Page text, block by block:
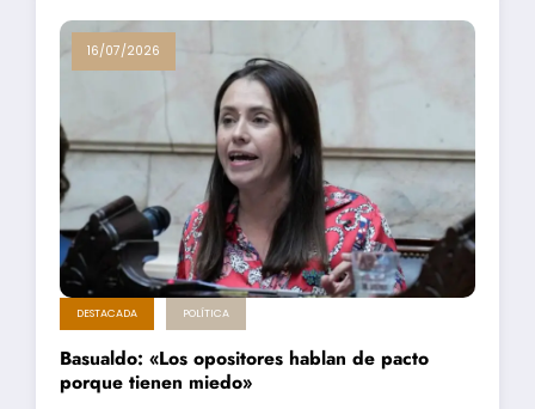
16/07/2026
DESTACADA POLÍTICA
Basualdo: «Los opositores hablan de pacto
porque tienen miedo»